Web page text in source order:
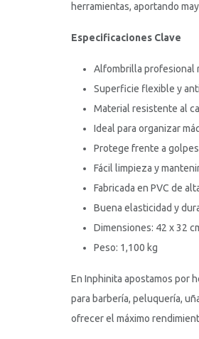
herramientas, aportando
Especificaciones Clave
Alfombrilla profesional
Superficie flexible y
Material resistente al
Ideal para organizar
Protege frente a
Fácil limpieza y
Fabricada en PVC de
Buena elasticidad y
Dimensiones: 42 x 32
Peso: 1,100 kg
En Inphinita apostamos por
para barbería, peluquería,
ofrecer el máximo